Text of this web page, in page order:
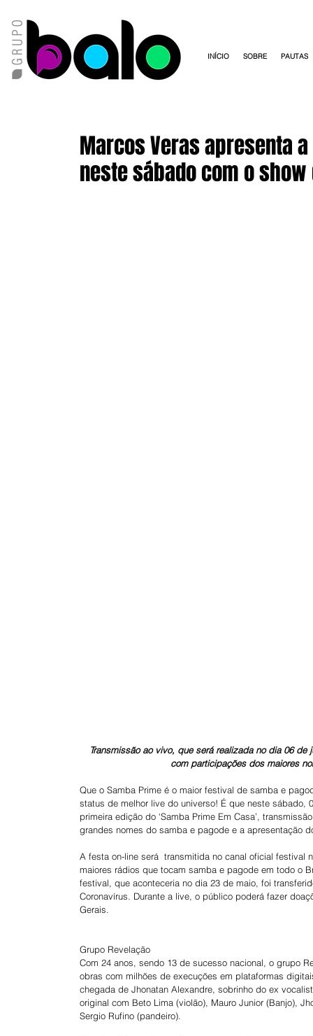
INÍCIO SOBRE PAUTAS
Marcos Veras apresenta
neste sábado com o show
Transmissão ao vivo, que será realizada no dia 06
com participações dos maiores
Que o Samba Prime é o maior festival de samba e
status de melhor live do universo! É que neste
primeira edição do ‘Samba Prime Em Casa’,
grandes nomes do samba e pagode e a apresentação
A festa on-line será  transmitida no canal oficial festival
maiores rádios que tocam samba e pagode em todo o
festival, que aconteceria no dia 23 de maio, foi
Coronavírus. Durante a live, o público poderá fazer
Gerais.
Grupo Revelação
Com 24 anos, sendo 13 de sucesso nacional, o grupo
obras com milhões de execuções em plataformas
chegada de Jhonatan Alexandre, sobrinho do ex
original com Beto Lima (violão), Mauro Junior (Banjo),
Sergio Rufino (pandeiro).